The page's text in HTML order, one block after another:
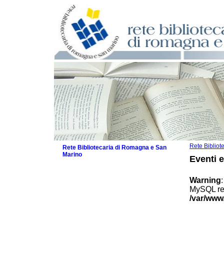
Rete
Eventi
Warning
MySQL
/var/
Rete Bibliotecaria di Romagna e San
Marino